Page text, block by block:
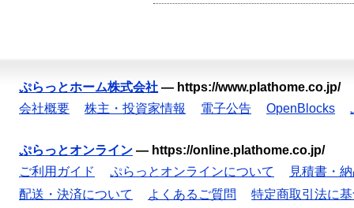
ぷらっとホーム株式会社 — https://www.plathome.co.jp/
会社概要
株主・投資家情報 電子公告 OpenBlocks
ぷらっとオンライン — https://online.plathome.co.jp/
ご利用ガイド
ぷらっとオンラインについて
見積書・
配送・決済について
よくあるご質問
特定商取引法に